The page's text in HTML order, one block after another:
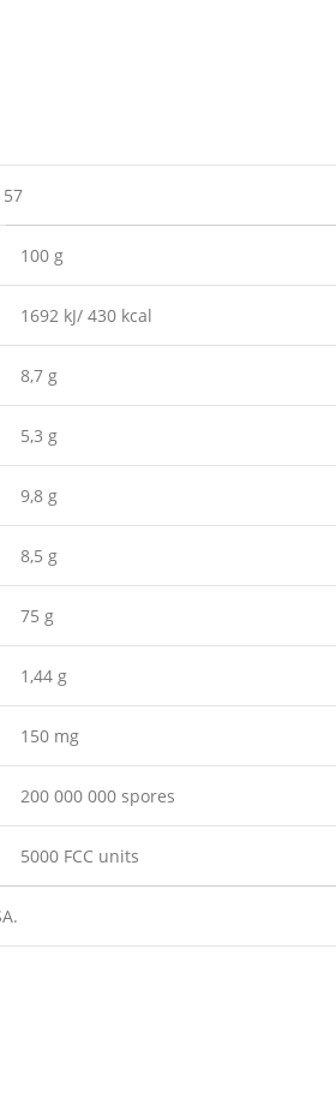
100 g
1692 kJ/ 430 kcal
8,7 g
5,3 g
9,8 g
8,5 g
75 g
1,44 g
150 mg
200 000 000 spores
5000 FCC units